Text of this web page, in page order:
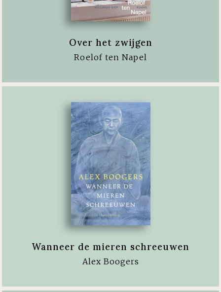
Over het zwijgen
Roelof ten Napel
Wanneer de mieren schreeuwen
Alex Boogers